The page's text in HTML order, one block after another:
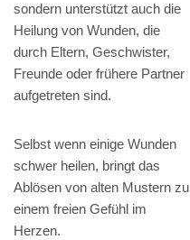
sondern unterstützt auch die
Heilung von Wunden, die
durch Eltern, Geschwister,
Freunde oder frühere Partner
aufgetreten sind.
Selbst wenn einige Wunden
schwer heilen, bringt das
Ablösen von alten Mustern zu
einem freien Gefühl im
Herzen.